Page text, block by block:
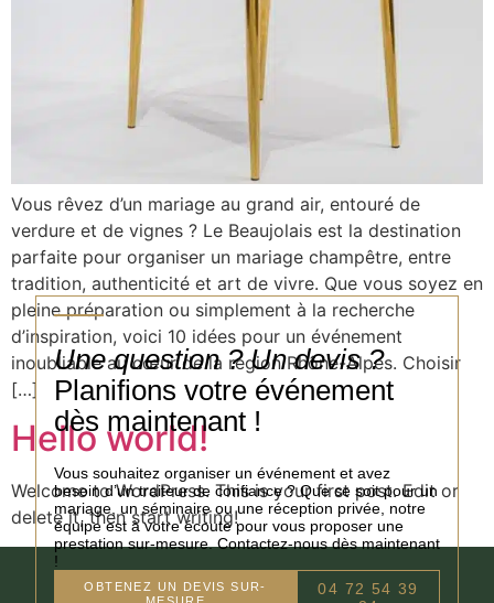
Vous rêvez d’un mariage au grand air, entouré de
verdure et de vignes ? Le Beaujolais est la destination
parfaite pour organiser un mariage champêtre, entre
tradition, authenticité et art de vivre. Que vous soyez en
pleine préparation ou simplement à la recherche
d’inspiration, voici 10 idées pour un événement
inoubliable au cœur de la région Rhône-Alpes. Choisir
[…]
Hello world!
Welcome to WordPress. This is your first post. Edit or
delete it, then start writing!
Une question ? Un devis ?
Planifions votre événement
dès maintenant !
Vous souhaitez organiser un événement et avez
besoin d’un traiteur de confiance ? Que ce soit pour un
mariage, un séminaire ou une réception privée, notre
équipe est à votre écoute pour vous proposer une
prestation sur-mesure. Contactez-nous dès maintenant
!
OBTENEZ UN DEVIS SUR-
MESURE
04 72 54 39